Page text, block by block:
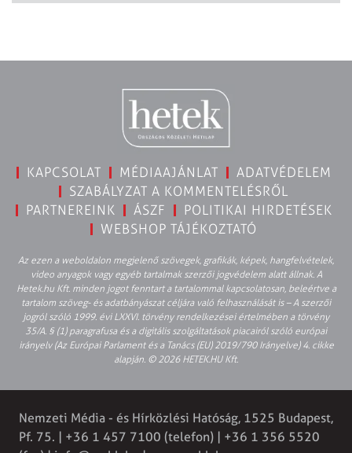
KAPCSOLAT MÉDIAAJÁNLAT
ADATVÉDELEM
SZABÁLYZAT A KOMMENTELÉSRŐL
PARTNEREINK
ÁSZF
POLITIKAI HIRDETÉSEK
WEBSHOP TÁJÉKOZTATÓ
Az ezen a weboldalon megjelenő szövegek, grafikák, képek, hangfelvételek,
video anyagok vagy egyéb tartalmak szerzői jogvédelem alatt állnak. A
Hetek.hu Kft. minden jogot fenntart a tartalommal kapcsolatosan, beleértve a
tartalom szöveg- és adatbányászat céljára való felhasználását is – A szerzői
jogról szóló 1999. évi LXXVI. törvény rendelkezései értelmében a törvény
35/A. § (1) paragrafusa és a digitális szolgáltatások piacairól szóló európai
irányelv (Az Európai Parlament és a Tanács (EU) 2019/790 Irányelve) 4. cikke
alapján. © 2026 HETEK.HU Kft.
Nemzeti Média - és Hírközlési Hatóság, 1525 Budapest,
Pf. 75. | +36 1 457 7100 (telefon) | +36 1 356 5520